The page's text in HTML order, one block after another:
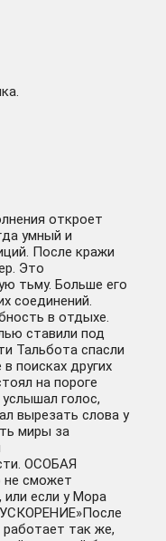
откроет
умный и
После кражи
Это
тьму. Больше его
соединений.
в отдыхе.
ставили под
Тальбота спасли
поисках других
на пороге
голос,
вырезать слова у
миры за
ОСОБАЯ
не сможет
или если у Мора
работает так же,